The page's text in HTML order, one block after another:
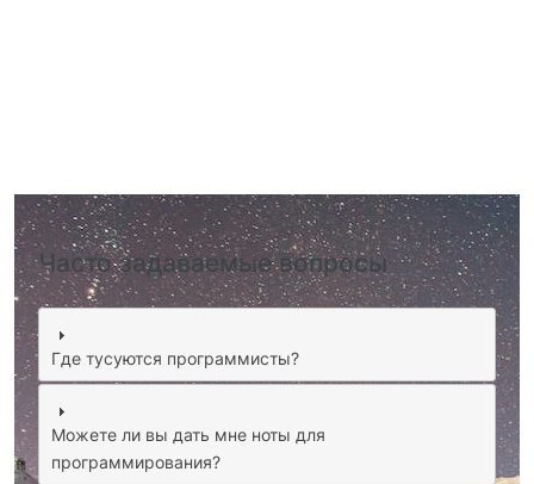
Часто задаваемые вопросы
Где тусуются программисты?
Можете ли вы дать мне ноты для
программирования?